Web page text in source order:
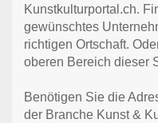
Kunstkulturportal.ch.
gewünschtes
richtigen Ortschaft.
oberen Bereich dieser
Benötigen Sie die
der Branche Kunst &